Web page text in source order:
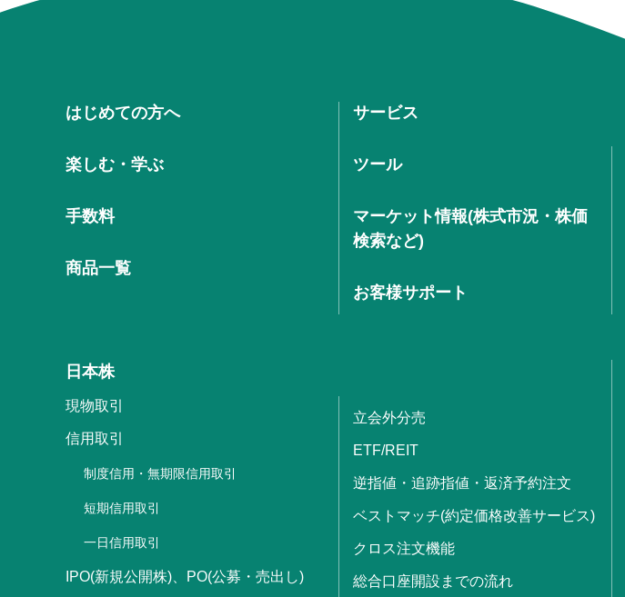
はじめての方へ
楽しむ・学ぶ
手数料
商品一覧
サービス
ツール
マーケット情報(株式市況・株価
検索など)
お客様サポート
日本株
現物取引
信用取引
制度信用・無期限信用取引
短期信用取引
一日信用取引
IPO(新規公開株)、PO(公募・売出し)
立会外分売
ETF/REIT
逆指値・追跡指値・返済予約注文
ベストマッチ(約定価格改善サービス)
クロス注文機能
総合口座開設までの流れ